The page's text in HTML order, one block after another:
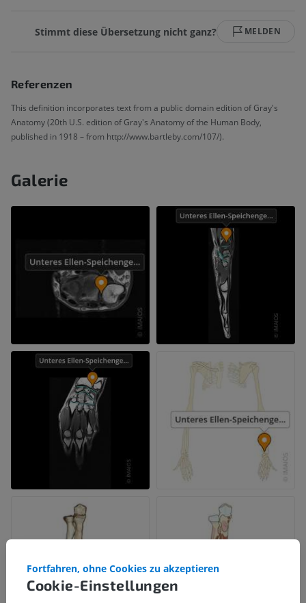
Stimmt diese Übersetzung nicht ganz? MELDEN
Referenzen
This definition incorporates text from a public domain edition of Gray's
Anatomy (20th U.S. edition of Gray's Anatomy of the Human Body,
published in 1918 – from http://www.bartleby.com/107/).
Galerie
Cookie-Einstellungen
Fortfahren, ohne Cookies zu akzeptieren